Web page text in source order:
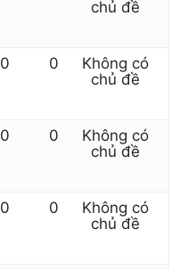
chủ đề
0 0
Không có
chủ đề
0 0
Không có
chủ đề
0 0
Không có
chủ đề